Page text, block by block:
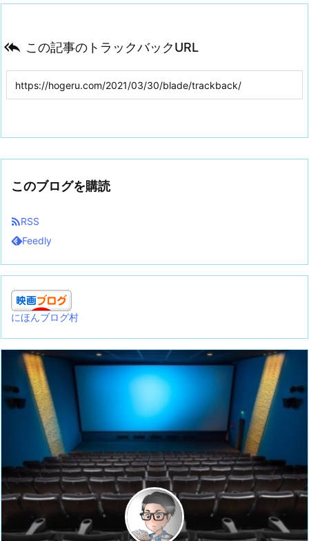
 この記事のトラックバックURL
このブログを購読
RSS
Feedly
にほんブログ村